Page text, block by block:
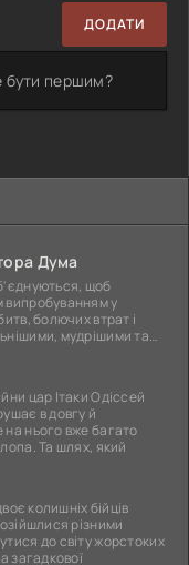
ДОДАТИ
бути першим?
Дума
щоб
випробуванням у
болючих втрат і
мудрішими та
цар Ітаки Одіссей
в довгу й
нього вже багато
Та шлях, який
колишніх бійців
різними
до світу жорстоких
загадкової